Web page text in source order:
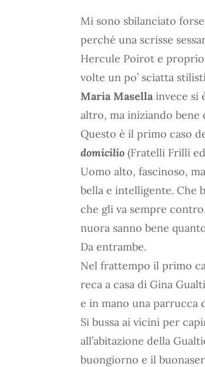
Mi sono sbilanciato
perché una scrisse
Hercule Poirot e
volte un po’ sciatta
Maria Masella invece si
altro, ma iniziando bene
Questo è il primo caso
domicilio (Fratelli Frilli
Uomo alto, fascinoso,
bella e intelligente. Che
che gli va sempre
nuora sanno bene
Da entrambe.
Nel frattempo il primo
reca a casa di Gina
e in mano una parrucca
Si bussa ai vicini per
all’abitazione della
buongiorno e il